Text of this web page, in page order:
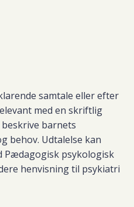
samtale eller efter
med en skriftlig
barnets
behov. Udtalelse kan
Pædagogisk psykologisk
henvisning til psykiatri